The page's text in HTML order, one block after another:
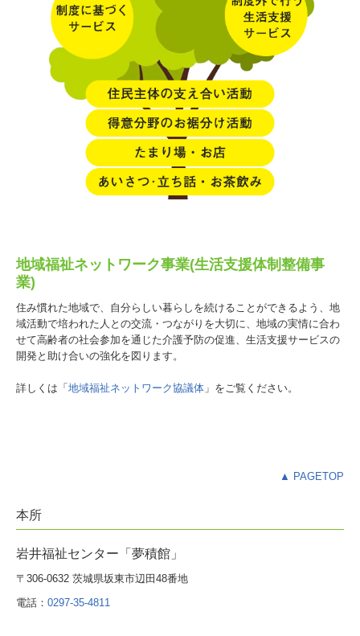
地域福祉ネットワーク事業(生活支援体制整備事
業)
住み慣れた地域で、自分らしい暮らしを続けることができるよう、地
域活動で培われた人との交流・つながりを大切に、地域の実情に合わ
せて高齢者の社会参加を通じた介護予防の促進、生活支援サービスの
開発と助け合いの強化を図ります。
詳しくは「地域福祉ネットワーク協議体 」をご覧ください。
▲ PAGETOP
本所
岩井福祉センター「夢積館」
〒306-0632 茨城県坂東市辺田48番地
電話： 0297-35-4811